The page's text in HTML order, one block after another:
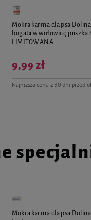
250 ml.
Mokra karma dla psa
bogata w wołowinę puszka
LIMITOWANA
Najniższa cena z 30 dni przed
9,99 zł
Mokra karma dla psa